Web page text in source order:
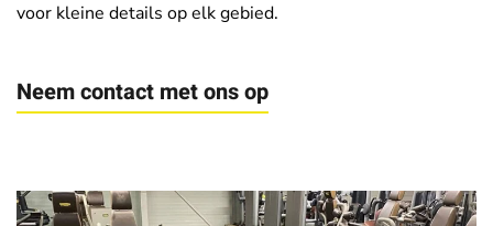
voor kleine details op elk gebied.
Neem contact met ons op